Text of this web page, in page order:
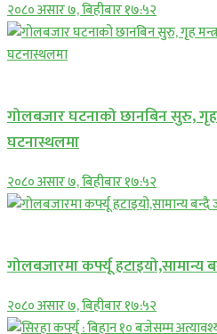
२०८० असार ७, बिहीबार १७:५२
गोलबजार घटनाको छानबिन सुरु, गृह
घटनास्थलमा
२०८० असार ७, बिहीबार १७:५२
गोलबजारमा कर्फ्यू हटाइयो,सामान्य
२०८० असार ७, बिहीबार १७:५२